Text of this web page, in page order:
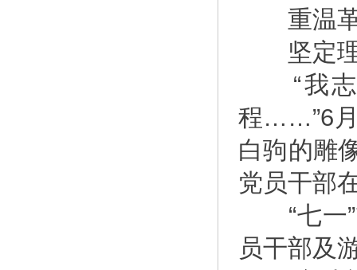
重温革
坚定理
“我志
程……”6月
白驹的雕
党员干部
“七一”
员干部及